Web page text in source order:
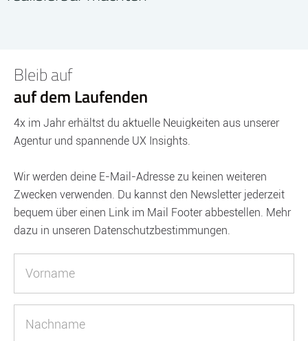
Bleib auf
auf dem Laufenden
4x im Jahr erhältst du aktuelle Neuigkeiten aus unserer
Agentur und spannende UX Insights.
Wir werden deine E-Mail-Adresse zu keinen weiteren
Zwecken verwenden. Du kannst den Newsletter jederzeit
bequem über einen Link im Mail Footer abbestellen. Mehr
dazu in unseren Datenschutzbestimmungen.